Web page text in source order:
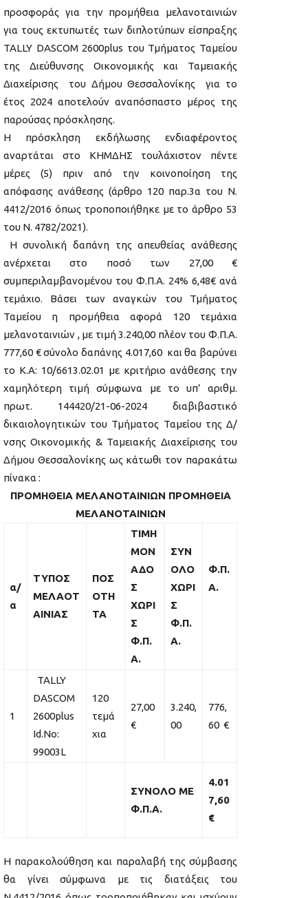
προσφοράς για την προμήθεια μελανοταινιών
για τους εκτυπωτές των διπλοτύπων είσπραξης
TALLY DASCOM 2600plus του Τμήματος Ταμείου
της Διεύθυνσης Οικονομικής και Ταμειακής
Διαχείρισης του Δήμου Θεσσαλονίκης για το
έτος 2024 αποτελούν αναπόσπαστο μέρος της
παρούσας πρόσκλησης.
Η πρόσκληση εκδήλωσης ενδιαφέροντος
αναρτάται στο ΚΗΜΔΗΣ τουλάχιστον πέντε
μέρες (5) πριν από την κοινοποίηση της
απόφασης ανάθεσης (άρθρο 120 παρ.3α του Ν.
4412/2016 όπως τροποποιήθηκε με το άρθρο 53
του Ν. 4782/2021).
Η συνολική δαπάνη της απευθείας ανάθεσης
ανέρχεται στο ποσό των 27,00 €
συμπεριλαμβανομένου του Φ.Π.Α. 24% 6,48€ ανά
τεμάχιο. Βάσει των αναγκών του Τμήματος
Ταμείου η προμήθεια αφορά 120 τεμάχια
μελανοταινιών , με τιμή 3.240,00 πλέον του Φ.Π.Α.
777,60 € σύνολο δαπάνης 4.017,60 και θα βαρύνει
το Κ.Α: 10/6613.02.01 με κριτήριο ανάθεσης την
χαμηλότερη τιμή σύμφωνα με το υπ’ αριθμ.
πρωτ. 144420/21-06-2024 διαβιβαστικό
δικαιολογητικών του Τμήματος Ταμείου της Δ/
νσης Οικονομικής & Ταμειακής Διαχείρισης του
Δήμου Θεσσαλονίκης ως κάτωθι τον παρακάτω
πίνακα :
ΠΡΟΜΗΘΕΙΑ ΜΕΛΑΝΟΤΑΙΝΙΩΝ ΠΡΟΜΗΘΕΙΑ
ΜΕΛΑΝΟΤΑΙΝΙΩΝ
α/
α
ΤΥΠΟΣ
ΜΕΛΑΟΤ
ΑΙΝΙΑΣ
ΠΟΣ
ΟΤΗ
ΤΑ
ΤΙΜΗ
ΜΟΝ
ΑΔΟ
Σ
ΧΩΡΙ
Σ
Φ.Π.
Α.
ΣΥΝ
ΟΛΟ
ΧΩΡΙ
Σ
Φ.Π.
Α.
Φ.Π.
Α.
1
TALLY
DASCOM
2600plus
Id.No:
99003L
120
τεμά
χια
27,00
€
3.240,
00
776,
60 €
ΣΥΝΟΛΟ ΜΕ
Φ.Π.Α.
4.01
7,60
€
Η παρακολούθηση και παραλαβή της σύμβασης
θα γίνει σύμφωνα με τις διατάξεις του